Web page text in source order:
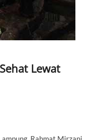
Lewat